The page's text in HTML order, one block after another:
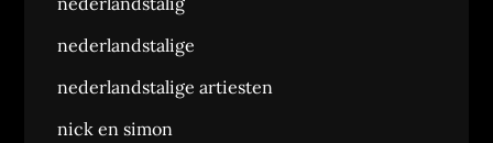
nederlandstalige
nederlandstalige artiesten
nick en simon